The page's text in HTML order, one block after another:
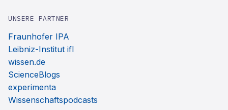
UNSERE PARTNER
Fraunhofer IPA
Leibniz-Institut ifl
wissen.de
ScienceBlogs
experimenta
Wissenschaftspodcasts